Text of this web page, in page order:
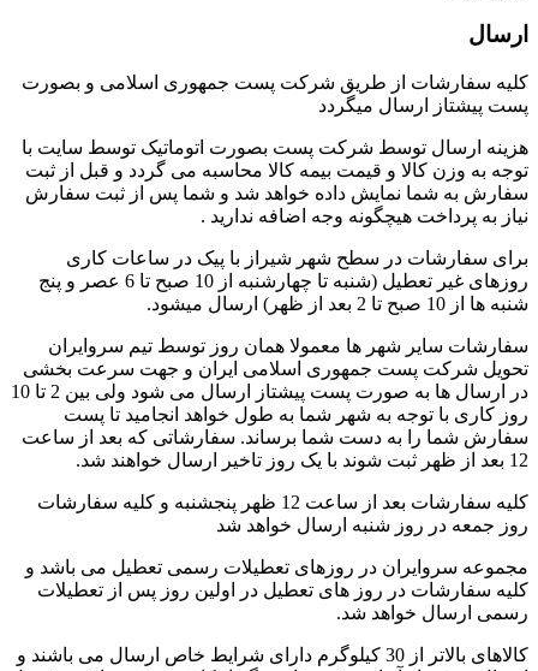
ارسال
کلیه سفارشات از طریق شرکت پست جمهوری اسلامی و بصورت
پست پیشتاز ارسال میگردد
هزینه ارسال توسط شرکت پست بصورت اتوماتیک توسط سایت با
توجه به وزن کالا و قیمت بیمه کالا محاسبه می گردد و قبل از ثبت
سفارش به شما نمایش داده خواهد شد و شما پس از ثبت سفارش
نیاز به پرداخت هیچگونه وجه اضافه ندارید .
برای سفارشات در سطح شهر شیراز با پیک در ساعات کاری
روزهای غیر تعطیل (شنبه تا چهارشنبه از 10 صبح تا 6 عصر و پنج
شنبه ها از 10 صبح تا 2 بعد از ظهر) ارسال میشود.
سفارشات سایر شهر ها معمولا همان روز توسط تیم سروایران
تحویل شرکت پست جمهوری اسلامی ایران و جهت سرعت بخشی
در ارسال ها به صورت پست پیشتاز ارسال می شود ولی بین 2 تا 10
روز کاری با توجه به شهر شما به طول خواهد انجامید تا پست
سفارش شما را به دست شما برساند. سفارشاتی که بعد از ساعت
12 بعد از ظهر ثبت شوند با یک روز تاخیر ارسال خواهند شد.
کلیه سفارشات بعد از ساعت 12 ظهر پنجشنبه و کلیه سفارشات
روز جمعه در روز شنبه ارسال خواهد شد
مجموعه سروایران در روزهای تعطیلات رسمی تعطیل می باشد و
کلیه سفارشات در روز های تعطیل در اولین روز پس از تعطیلات
رسمی ارسال خواهد شد.
کالاهای بالاتر از 30 کیلوگرم دارای شرایط خاص ارسال می باشند و